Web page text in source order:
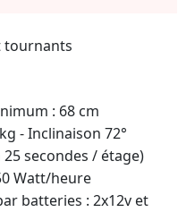
tournants
: 68 cm
- Inclinaison 72°
secondes / étage)
Watt/heure
batteries : 2x12v et